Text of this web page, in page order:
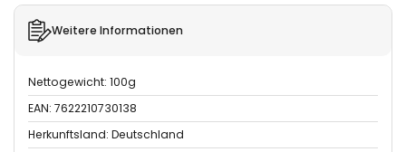
Weitere Informationen
Nettogewicht: 100g
EAN: 7622210730138
Herkunftsland: Deutschland